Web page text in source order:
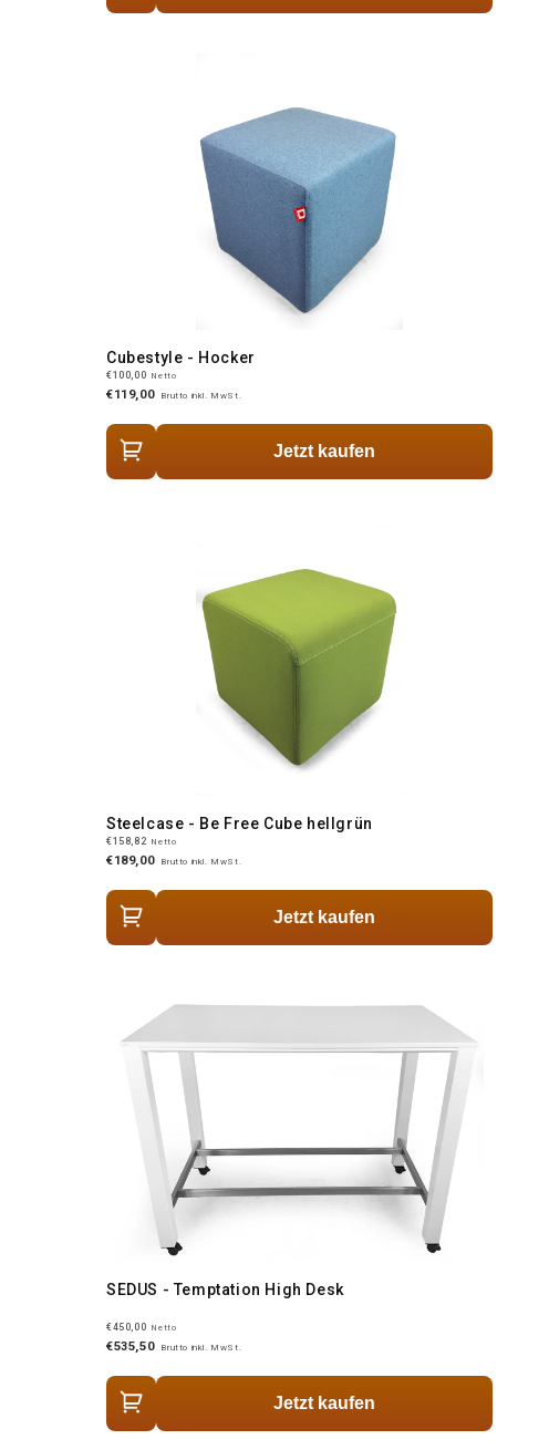
Cubestyle - Hocker
€100,00 Netto
€119,00 Brutto inkl. MwSt.
Jetzt kaufen
Steelcase - Be Free Cube hellgrün
€158,82 Netto
€189,00 Brutto inkl. MwSt.
Jetzt kaufen
SEDUS - Temptation High Desk
€450,00 Netto
€535,50 Brutto inkl. MwSt.
Jetzt kaufen